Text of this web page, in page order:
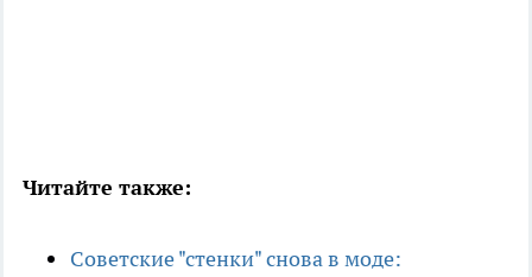
Читайте также:
Советские "стенки" снова в моде: